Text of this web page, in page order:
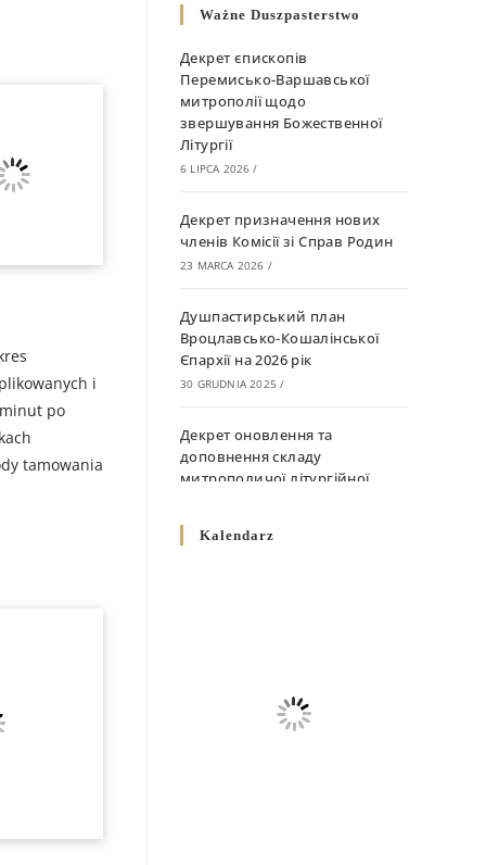
i
po
tamowania
Ważne Duszpasterstwo
Декрет єпископів
Перемисько-Варшавської
митрополії щодо
звершування Божественної
Літургії
6 LIPCA 2026 /
Декрет призначення нових
членів Комісії зі Справ Родин
23 MARCA 2026 /
Душпастирський план
Вроцлавсько-Кошалінської
Єпархії на 2026 рік
30 GRUDNIA 2025 /
Декрет оновлення та
доповнення складу
митрополичої літургійної
10 GRUDNIA 2025
Декрет про відзначення
Великодня і всіх рухомих
Kalendarz